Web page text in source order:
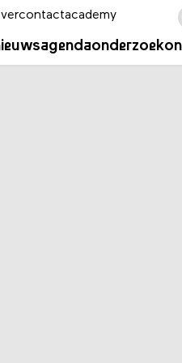
agendaonderzoek
contactacademy